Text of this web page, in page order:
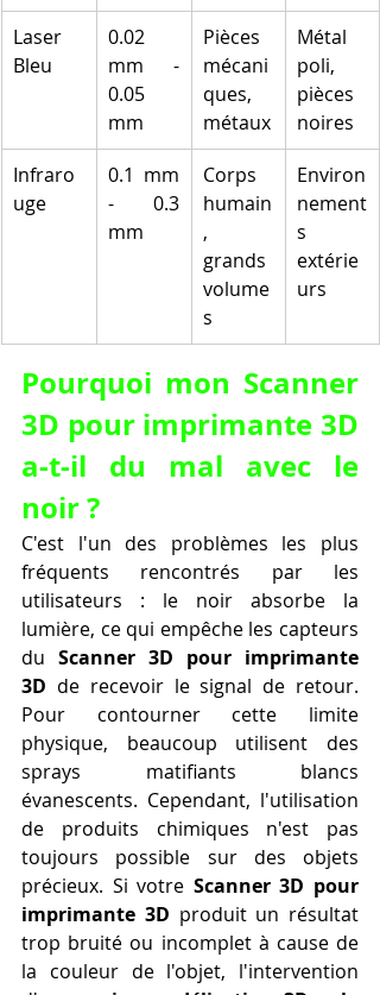
Laser
Bleu
0.02
mm -
0.05
mm
Pièces
mécani
ques,
métaux
Métal
poli,
pièces
noires
Infraro
uge
0.1 mm
- 0.3
mm
Corps
humain
,
grands
volume
s
Environ
nement
s
extérie
urs
Pourquoi mon Scanner
3D pour imprimante 3D
a-t-il du mal avec le
noir ?
C'est l'un des problèmes les plus
fréquents rencontrés par les
utilisateurs : le noir absorbe la
lumière, ce qui empêche les capteurs
du Scanner 3D pour imprimante
3D de recevoir le signal de retour.
Pour contourner cette limite
physique, beaucoup utilisent des
sprays matifiants blancs
évanescents. Cependant, l'utilisation
de produits chimiques n'est pas
toujours possible sur des objets
précieux. Si votre Scanner 3D pour
imprimante 3D produit un résultat
trop bruité ou incomplet à cause de
la couleur de l'objet, l'intervention